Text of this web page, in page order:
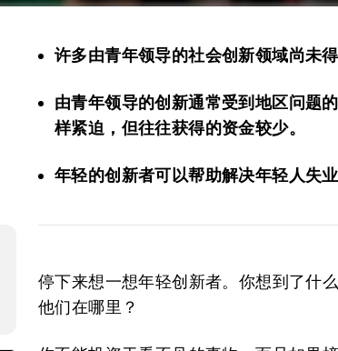
许多由青年领导的社会创新领域尚未得
由青年领导的创新通常受到地区问题
样紧迫，但往往获得的资金较少。
年轻的创新者可以帮助解决年轻人失
停下来想一想年轻创新者。你想到了什
他们在哪里？